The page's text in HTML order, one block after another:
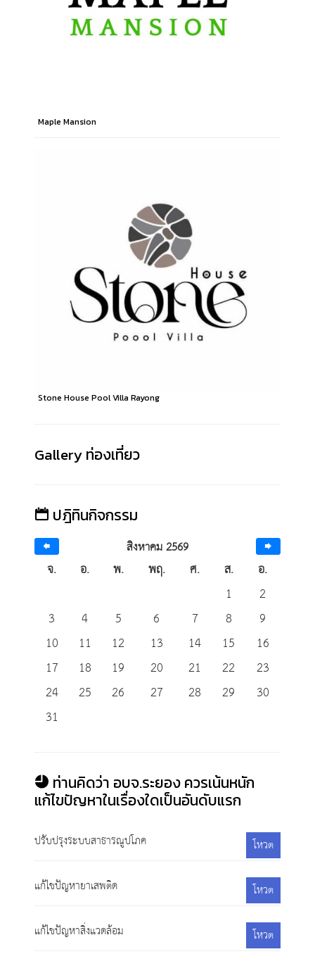
Maple Mansion
Stone House Pool Villa Rayong
Gallery ท่องเที่ยว
ปฎิทินกิจกรรม
สิงหาคม 2569
จ. อ. พ. พฤ. ศ. ส.
อ.
1
2
3
4 5 6 7 8
9
10
11 12 13 14 15
16
17
18 19 20 21 22
23
24
25 26 27 28 29
30
31
ท่านคิดว่า อบจ.ระยอง ควรเน้นหนัก
แก้ไขปัญหาในเรื่องใดเป็นอันดับแรก
ปรับปรุงระบบสาธารณูปโภค โหวต
แก้ไขปัญหายาเสพติด โหวต
แก้ไขปัญหาสิ่งแวดล้อม โหวต